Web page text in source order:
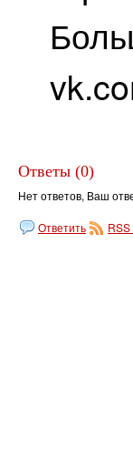
Ответы (0)
Нет ответов, Ваш
Ответить